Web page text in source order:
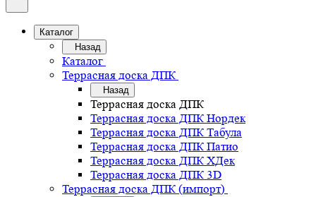
Каталог
Назад
Каталог
Террасная доска ДПК
Назад
Террасная доска ДПК
Террасная доска ДПК Нордек
Террасная доска ДПК Табула
Террасная доска ДПК Патио
Террасная доска ДПК ХДек
Террасная доска ДПК 3D
Террасная доска ДПК (импорт)